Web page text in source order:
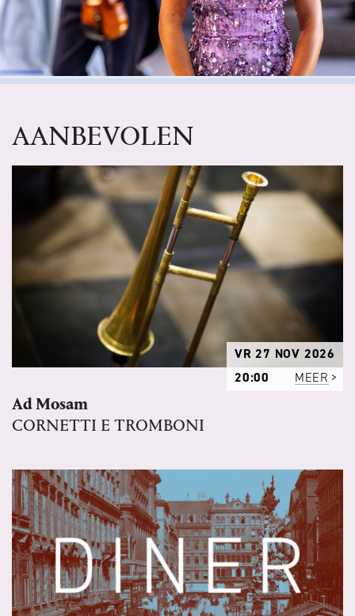
AANBEVOLEN
VR 27 NOV 2026
20:00
MEER
Ad Mosam
CORNETTI E TROMBONI